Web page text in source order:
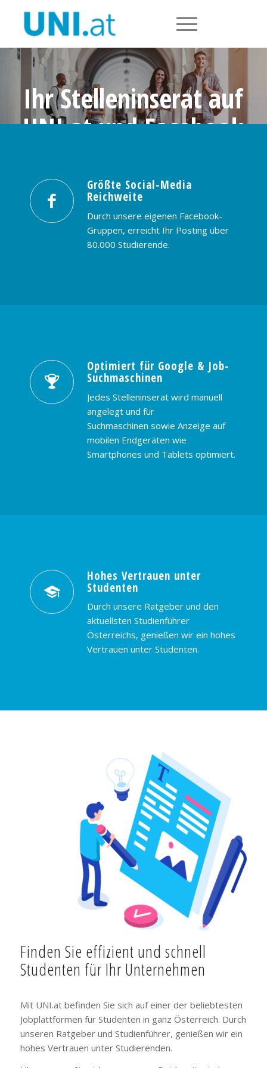
Ihr Stelleninserat auf
UNI.at und Facebook
PREISE & BUCHUNG KONTAKT
Größte Social-Media
Reichweite
Durch unsere eigenen Facebook-
Gruppen, erreicht Ihr Posting über
80.000 Studierende.
Optimiert für Google & Job-
Suchmaschinen
Jedes Stelleninserat wird manuell
angelegt und für
Suchmaschinen sowie Anzeige auf
mobilen Endgeräten wie
Smartphones und Tablets optimiert.
Hohes Vertrauen unter
Studenten
Durch unsere Ratgeber und den
aktuellsten Studienführer
Österreichs, genießen wir ein hohes
Vertrauen unter Studenten.
Finden Sie effizient und schnell
Studenten für Ihr Unternehmen
Mit UNI.at befinden Sie sich auf einer der beliebtesten
Jobplattformen für Studenten in ganz Österreich. Durch
unseren Ratgeber und Studienführer, genießen wir ein
hohes Vertrauen unter Studierenden.